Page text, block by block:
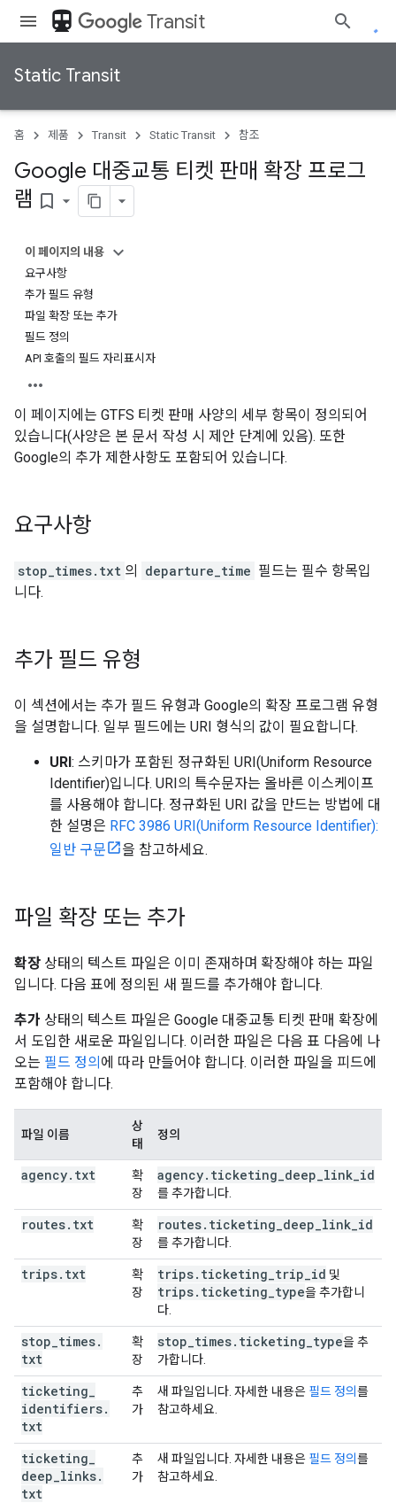
directions_transit Transit
Static Transit
홈 제품 Transit Static Transit 참조
Google 대중교통 티켓 판매 확장 프로그
램 bookmark_border
이 페이지의 내용
요구사항
추가 필드 유형
파일 확장 또는 추가
필드 정의
API 호출의 필드 자리표시자
이 페이지에는 GTFS 티켓 판매 사양의 세부 항목이 정의되어
있습니다(사양은 본 문서 작성 시 제안 단계에 있음). 또한
Google의 추가 제한사항도 포함되어 있습니다.
요구사항
stop_times.txt 의 departure_time 필드는 필수 항목입
니다.
추가 필드 유형
이 섹션에서는 추가 필드 유형과 Google의 확장 프로그램 유형
을 설명합니다. 일부 필드에는 URI 형식의 값이 필요합니다.
URI: 스키마가 포함된 정규화된 URI(Uniform Resource
Identifier)입니다. URI의 특수문자는 올바른 이스케이프
를 사용해야 합니다. 정규화된 URI 값을 만드는 방법에 대
한 설명은 RFC 3986 URI(Uniform Resource Identifier):
일반 구문
을 참고하세요.
파일 확장 또는 추가
확장 상태의 텍스트 파일은 이미 존재하며 확장해야 하는 파일
입니다. 다음 표에 정의된 새 필드를 추가해야 합니다.
추가 상태의 텍스트 파일은 Google 대중교통 티켓 판매 확장에
서 도입한 새로운 파일입니다. 이러한 파일은 다음 표 다음에 나
오는 필드 정의 에 따라 만들어야 합니다. 이러한 파일을 피드에
포함해야 합니다.
파일 이름
상
태
정의
agency. txt
확
장
agency. ticketing deep link id
를 추가합니다.
routes. txt
확
장
routes. ticketing deep link id
를 추가합니다.
trips. txt
확
장
trips. ticketing trip id 및
trips. ticketing type을 추가합니
다.
stop times.
txt
확
장
stop times. ticketing type을 추
가합니다.
ticketing
identifiers.
txt
추
가
새 파일입니다. 자세한 내용은 필드 정의 를
참고하세요.
ticketing
deep links.
txt
추
가
새 파일입니다. 자세한 내용은 필드 정의 를
참고하세요.